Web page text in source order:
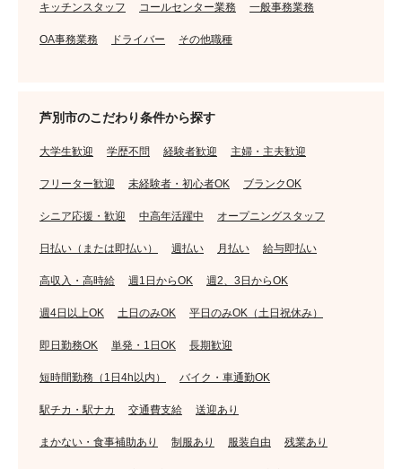
キッチンスタッフ コールセンター業務 一般事務業務
OA事務業務 ドライバー その他職種
芦別市のこだわり条件から探す
大学生歓迎 学歴不問 経験者歓迎 主婦・主夫歓迎
フリーター歓迎 未経験者・初心者OK ブランクOK
シニア応援・歓迎 中高年活躍中 オープニングスタッフ
日払い（または即払い） 週払い 月払い 給与即払い
高収入・高時給 週1日からOK 週2、3日からOK
週4日以上OK 土日のみOK 平日のみOK（土日祝休み）
即日勤務OK 単発・1日OK 長期歓迎
短時間勤務（1日4h以内） バイク・車通勤OK
駅チカ・駅ナカ 交通費支給 送迎あり
まかない・食事補助あり 制服あり 服装自由 残業あり